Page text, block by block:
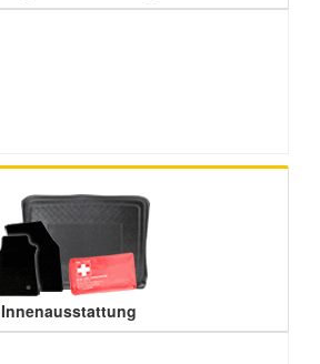
Innenausstattung